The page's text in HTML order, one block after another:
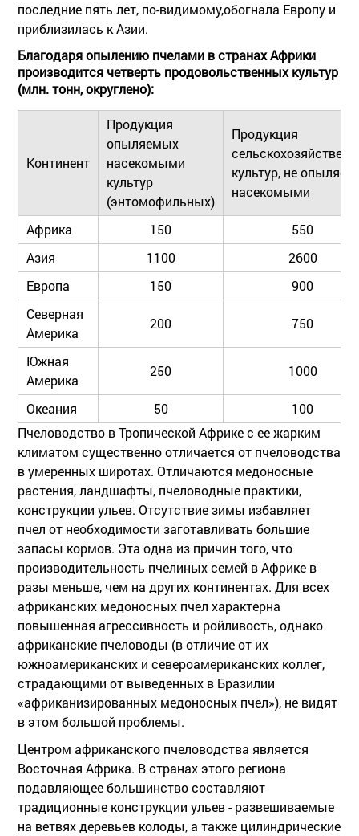
последние пять лет, по-видимому,обогнала Европу и
приблизилась к Азии.
Благодаря опылению пчелами в странах Африки
производится четверть продовольственных культур
(млн. тонн, округлено):
Континент
Продукция
опыляемых
насекомыми
культур
(энтомофильных)
Продукция
культур, не
насекомыми
Африка 150
550
Азия
1100
2600
Европа
150
900
Северная
Америка
200 750
Южная
Америка
250 1000
Океания 50
100
Пчеловодство в Тропической Африке с ее жарким
климатом существенно отличается от пчеловодства
в умеренных широтах. Отличаются медоносные
растения, ландшафты, пчеловодные практики,
конструкции ульев. Отсутствие зимы избавляет
пчел от необходимости заготавливать большие
запасы кормов. Эта одна из причин того, что
производительность пчелиных семей в Африке в
разы меньше, чем на других континентах. Для всех
африканских медоносных пчел характерна
повышенная агрессивность и ройливость, однако
африканские пчеловоды (в отличие от их
южноамериканских и североамериканских коллег,
страдающими от выведенных в Бразилии
«африканизированных медоносных пчел»), не видят
в этом большой проблемы.
Центром африканского пчеловодства является
Восточная Африка. В странах этого региона
подавляющее большинство составляют
традиционные конструкции ульев - развешиваемые
на ветвях деревьев колоды, а также цилиндрические